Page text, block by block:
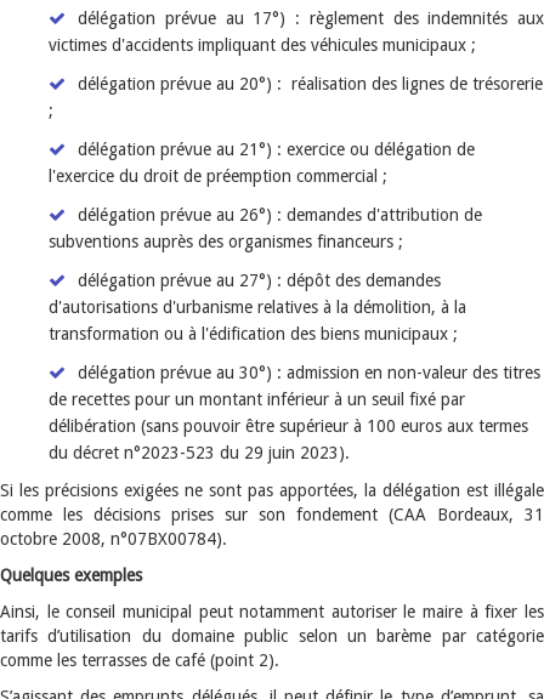
délégation prévue au 17°) : règlement des indemnités aux
victimes d'accidents impliquant des véhicules municipaux ;
délégation prévue au 20°) : réalisation des lignes de trésorerie
;
délégation prévue au 21°) : exercice ou délégation de
l'exercice du droit de préemption commercial ;
délégation prévue au 26°) : demandes d'attribution de
subventions auprès des organismes financeurs ;
délégation prévue au 27°) : dépôt des demandes
d'autorisations d'urbanisme relatives à la démolition, à la
transformation ou à l'édification des biens municipaux ;
délégation prévue au 30°) : admission en non-valeur des titres
de recettes pour un montant inférieur à un seuil fixé par
délibération (sans pouvoir être supérieur à 100 euros aux termes
du décret n°2023-523 du 29 juin 2023).
Si les précisions exigées ne sont pas apportées, la délégation est illégale
comme les décisions prises sur son fondement (CAA Bordeaux, 31
octobre 2008, n°07BX00784).
Quelques exemples
Ainsi, le conseil municipal peut notamment autoriser le maire à fixer les
tarifs d’utilisation du domaine public selon un barème par catégorie
comme les terrasses de café (point 2).